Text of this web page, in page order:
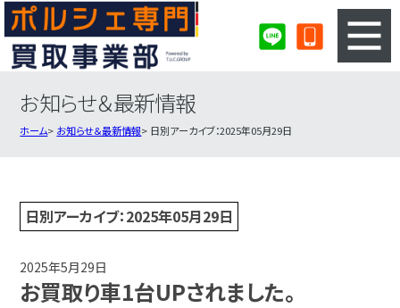
3ステップのカンタン査定
ポルシェ買取実績 会社概要・店舗紹介・MAP
お知らせ＆最新情報
ホーム お知らせ＆最新情報 日別アーカイブ：2025年05月29日
日別アーカイブ：2025年05月29日
2025年5月29日
お買取り車1台UPされました。